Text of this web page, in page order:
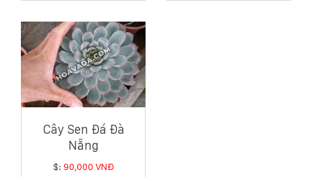
Cây Sen Đá Đà
Nẵng
$: 90,000 VNĐ